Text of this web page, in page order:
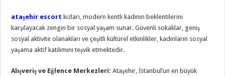
ataşehir escort kızları, modern kentli kadının beklentilerini
karşılayacak zengin bir sosyal yaşam sunar. Güvenli sokaklar, geniş
sosyal aktivite olanakları ve çeşitli kültürel etkinlikler, kadınların sosyal
yaşama aktif katılımını teşvik etmektedir.
Alışveriş ve Eğlence Merkezleri: Ataşehir, İstanbul’un en büyük